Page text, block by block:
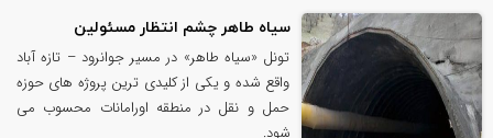
سیاه طاهر چشم انتظار مسئولین
تونل «سیاه طاهر» در مسیر جوانرود – تازه آباد
واقع شده و یکی از کلیدی ترین پروژه های حوزه
حمل و نقل در منطقه اورامانات محسوب می
شود.